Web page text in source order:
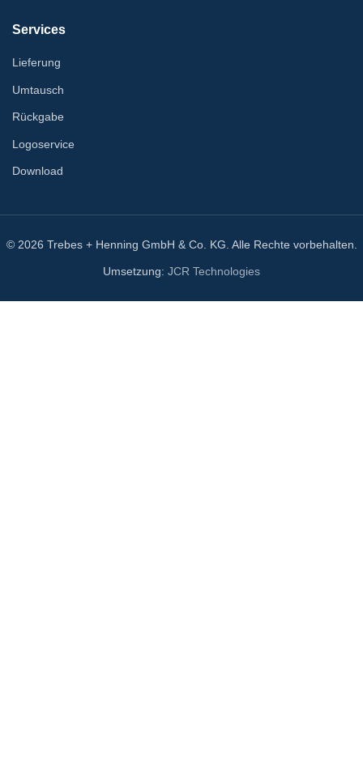
Services
Lieferung
Umtausch
Rückgabe
Logoservice
Download
© 2026 Trebes + Henning GmbH & Co. KG. Alle Rechte vorbehalten.
Umsetzung: JCR Technologies